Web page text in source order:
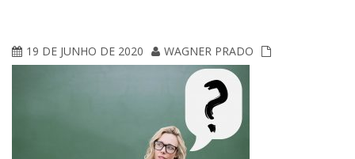
19 DE JUNHO DE 2020 WAGNER PRADO